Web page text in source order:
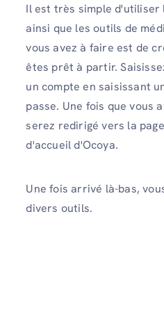
Il est très simple d'utiliser
ainsi que les outils de
vous avez à faire est de
êtes prêt à partir.
un compte en saisissant
passe. Une fois que vous
serez redirigé vers la
d'accueil d'Ocoya.
Une fois arrivé là-bas,
divers outils.